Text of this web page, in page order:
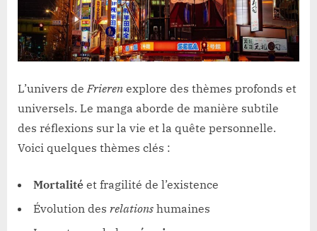
L’univers de Frieren explore des thèmes profonds et
universels. Le manga aborde de manière subtile
des réflexions sur la vie et la quête personnelle.
Voici quelques thèmes clés :
Mortalité et fragilité de l’existence
Évolution des relations humaines